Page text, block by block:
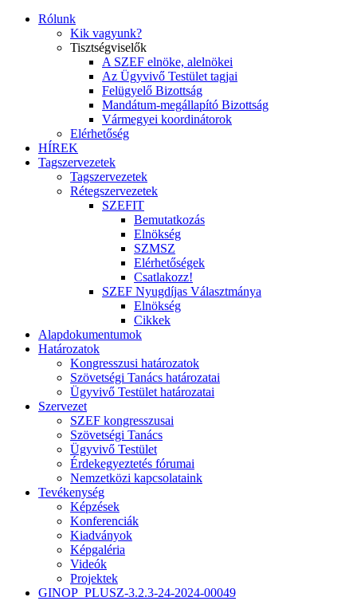
Rólunk
Kik vagyunk?
Tisztségviselők
A SZEF elnöke, alelnökei
Az Ügyvivő Testület tagjai
Felügyelő Bizottság
Mandátum-megállapító Bizottság
Vármegyei koordinátorok
Elérhetőség
HÍREK
Tagszervezetek
Tagszervezetek
Rétegszervezetek
SZEFIT
Bemutatkozás
Elnökség
SZMSZ
Elérhetőségek
Csatlakozz!
SZEF Nyugdíjas Választmánya
Elnökség
Cikkek
Alapdokumentumok
Határozatok
Kongresszusi határozatok
Szövetségi Tanács határozatai
Ügyvivő Testület határozatai
Szervezet
SZEF kongresszusai
Szövetségi Tanács
Ügyvivő Testület
Érdekegyeztetés fórumai
Nemzetközi kapcsolataink
Tevékenység
Képzések
Konferenciák
Kiadványok
Képgaléria
Videók
Projektek
GINOP_PLUSZ-3.2.3-24-2024-00049